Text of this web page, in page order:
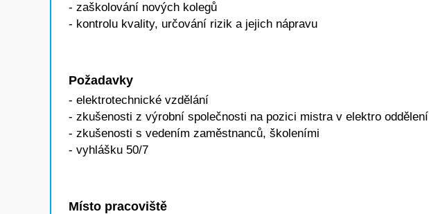
- zaškolování nových kolegů
- kontrolu kvality, určování rizik a jejich nápravu
Požadavky
- elektrotechnické vzdělání
- zkušenosti z výrobní společnosti na pozici mistra v elektro oddělení
- zkušenosti s vedením zaměstnanců, školeními
- vyhlášku 50/7
Místo pracoviště